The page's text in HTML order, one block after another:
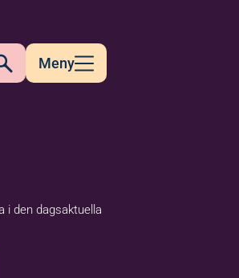
Meny
i den dagsaktuella